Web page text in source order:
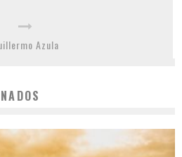
Azula